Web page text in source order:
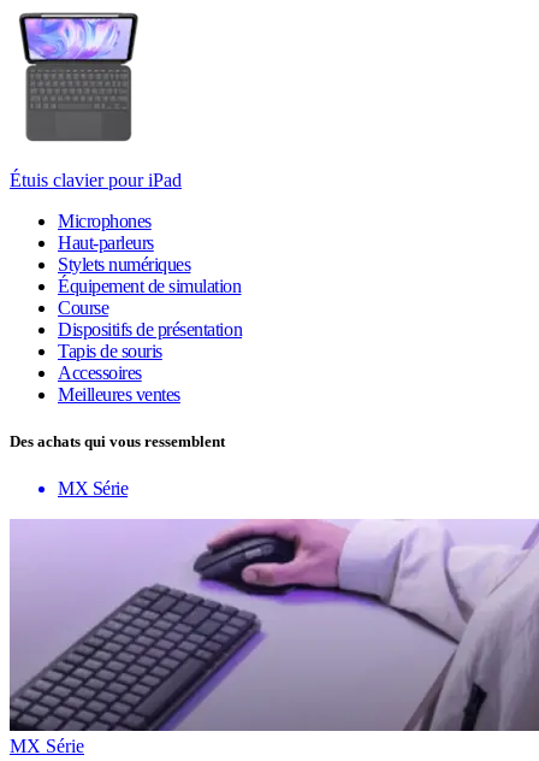
Étuis clavier pour iPad
Microphones
Haut-parleurs
Stylets numériques
Équipement de simulation
Course
Dispositifs de présentation
Tapis de souris
Accessoires
Meilleures ventes
Des achats qui vous ressemblent
MX Série
MX Série